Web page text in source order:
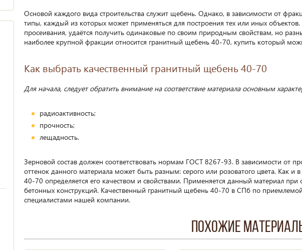
Основой каждого вида строительства служит щебень. Однако, в зависимости от
типы, каждый из которых может применяться для построения тех или иных
просеивания, удаётся получить одинаковые по своим природным свойствам, но
наиболее крупной фракции относится гранитный щебень 40-70, купить который
Как выбрать качественный гранитный щебень 40-70
Для начала, следует обратить внимание на соответствие материала основным
радиоактивность;
прочность;
лещадность.
Зерновой состав должен соответствовать нормам ГОСТ 8267-93. В зависимости от
оттенок данного материала может быть разным: серого или розоватого цвета. Как и
40-70 определяется его качеством и свойствами. Применяется данный материал
бетонных конструкций. Качественный гранитный щебень 40-70 в СПб по
специалистами нашей компании.
Похожие